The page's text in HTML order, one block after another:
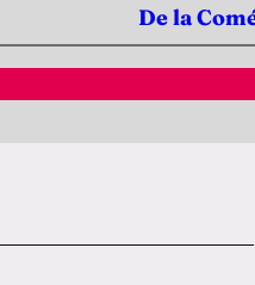
De la